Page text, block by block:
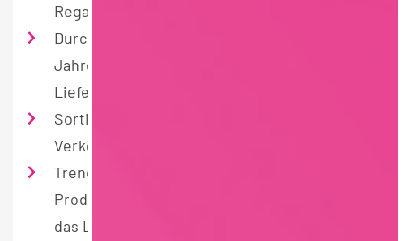
Regal unserer Filialen
Durchführung von Verhandlungen und
Jahresgesprächen mit internationalen
Lieferanten
Sortimentsoptimierung durch Teilnahme an
Verkostungen
Trendscouting, um neue
Produktinnovationen zu identifizieren und
das Lidl Sortiment zukunftssicher